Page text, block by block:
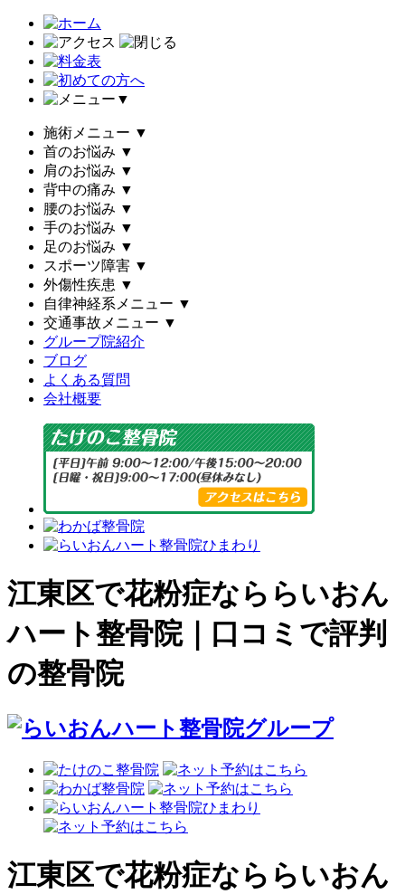
▼
施術メニュー ▼
首のお悩み ▼
肩のお悩み ▼
背中の痛み ▼
腰のお悩み ▼
手のお悩み ▼
足のお悩み ▼
スポーツ障害 ▼
外傷性疾患 ▼
自律神経系メニュー ▼
交通事故メニュー ▼
グループ院紹介
ブログ
よくある質問
会社概要
江東区で花粉症なららいおん
ハート整骨院｜口コミで評判
の整骨院
江東区で花粉症なららいおん